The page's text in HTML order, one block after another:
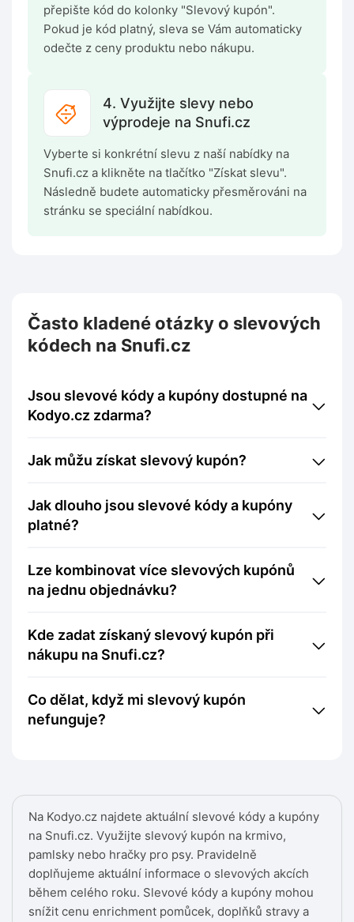
Na Kodyo.cz najdete aktuální slevové kódy a kupóny
na Snufi.cz. Využijte slevový kupón na krmivo,
pamlsky nebo hračky pro psy. Pravidelně
doplňujeme aktuální informace o slevových akcích
během celého roku. Slevové kódy a kupóny mohou
snížit cenu enrichment pomůcek, doplňků stravy a
přepište kód do kolonky "Slevový kupón".
Pokud je kód platný, sleva se Vám automaticky
odečte z ceny produktu nebo nákupu.
4. Využijte slevy nebo
výprodeje na Snufi.cz
Vyberte si konkrétní slevu z naší nabídky na
Snufi.cz a klikněte na tlačítko "Získat slevu".
Následně budete automaticky přesměrováni na
stránku se speciální nabídkou.
Často kladené otázky o slevových
kódech na Snufi.cz
Jsou slevové kódy a kupóny dostupné na
Kodyo.cz zdarma?
Jak můžu získat slevový kupón?
Jak dlouho jsou slevové kódy a kupóny
platné?
Lze kombinovat více slevových kupónů
na jednu objednávku?
Kde zadat získaný slevový kupón při
nákupu na Snufi.cz?
Co dělat, když mi slevový kupón
nefunguje?